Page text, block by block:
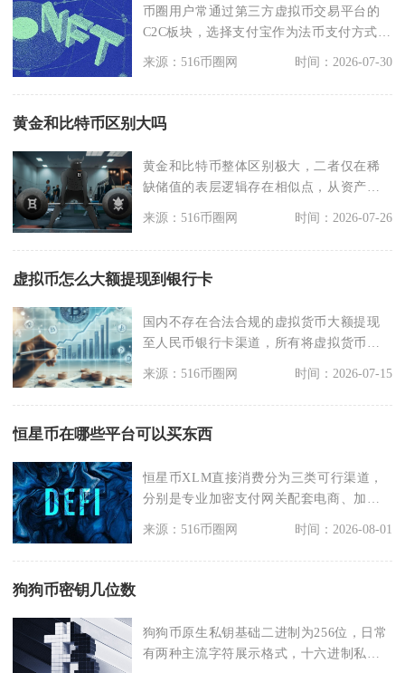
币圈用户常通过第三方虚拟币交易平台的
C2C板块，选择支付宝作为法币支付方式，
买家向卖家支付
来源：516币圈网 时间：2026-07-30
黄金和比特币区别大吗
黄金和比特币整体区别极大，二者仅在稀
缺储值的表层逻辑存在相似点，从资产本
质、需求结构、波动
来源：516币圈网 时间：2026-07-26
虚拟币怎么大额提现到银行卡
国内不存在合法合规的虚拟货币大额提现
至人民币银行卡渠道，所有将虚拟货币兑
来源：516币圈网 时间：2026-07-15
恒星币在哪些平台可以买东西
恒星币XLM直接消费分为三类可行渠道，
分别是专业加密支付网关配套电商、加密
来源：516币圈网 时间：2026-08-01
狗狗币密钥几位数
狗狗币原生私钥基础二进制为256位，日常
有两种主流字符展示格式，十六进制私钥